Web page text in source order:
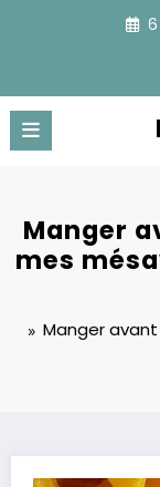
Manger
mes
Manger